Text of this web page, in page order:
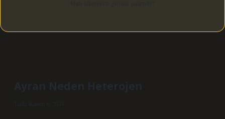
Ayran Neden Heterojen
Tarih: Kasım 8, 2024